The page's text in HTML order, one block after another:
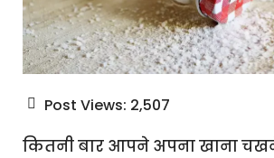
Post Views: 2,507
कितनी बार आपने अपना खाना